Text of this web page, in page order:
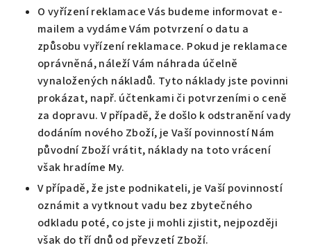
O vyřízení reklamace Vás budeme informovat e-
mailem a vydáme Vám potvrzení o datu a
způsobu vyřízení reklamace. Pokud je reklamace
oprávněná, náleží Vám náhrada účelně
vynaložených nákladů. Tyto náklady jste povinni
prokázat, např. účtenkami či potvrzeními o ceně
za dopravu. V případě, že došlo k odstranění vady
dodáním nového Zboží, je Vaší povinností Nám
původní Zboží vrátit, náklady na toto vrácení
však hradíme My.
V případě, že jste podnikateli, je Vaší povinností
oznámit a vytknout vadu bez zbytečného
odkladu poté, co jste ji mohli zjistit, nejpozději
však do tří dnů od převzetí Zboží.